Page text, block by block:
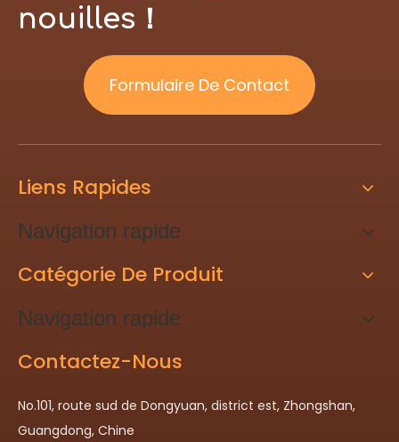
nouilles！
Formulaire De Contact
Liens Rapides
Navigation rapide
Catégorie De Produit
Navigation rapide
Contactez-Nous
No.101, route sud de Dongyuan, district est, Zhongshan,
Guangdong, Chine